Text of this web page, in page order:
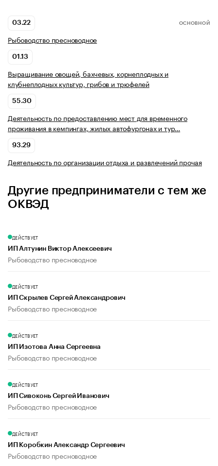
03.22 ОСНОВНОЙ
Рыбоводство пресноводное
01.13
Выращивание овощей, бахчевых, корнеплодных и
клубнеплодных культур, грибов и трюфелей
55.30
Деятельность по предоставлению мест для временного
проживания в кемпингах, жилых автофургонах и тур…
93.29
Деятельность по организации отдыха и развлечений прочая
Другие предприниматели с тем же
ОКВЭД
ДЕЙСТВУЕТ
ИП Алтунин Виктор Алексеевич
Рыбоводство пресноводное
ДЕЙСТВУЕТ
ИП Скрылев Сергей Александрович
Рыбоводство пресноводное
ДЕЙСТВУЕТ
ИП Изотова Анна Сергеевна
Рыбоводство пресноводное
ДЕЙСТВУЕТ
ИП Сивоконь Сергей Иванович
Рыбоводство пресноводное
ДЕЙСТВУЕТ
ИП Коробкин Александр Сергеевич
Рыбоводство пресноводное